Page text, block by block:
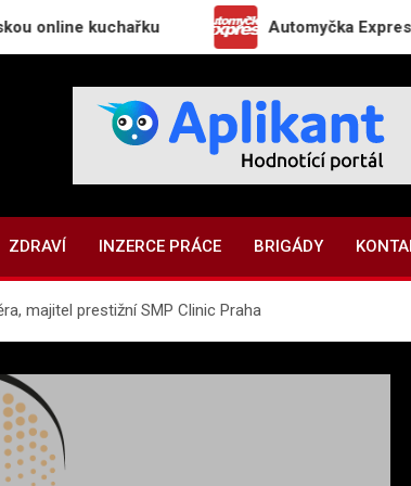
kuchařku Automyčka Express slaví 20
ZDRAVÍ INZERCE PRÁCE BRIGÁDY
majitel prestižní SMP Clinic Praha